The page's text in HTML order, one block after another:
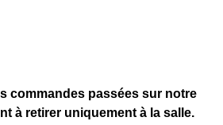
commandes passées sur notre
à retirer uniquement à la salle.